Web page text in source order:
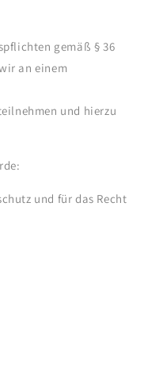
gemäß § 36
an einem
und hierzu
und für das Recht